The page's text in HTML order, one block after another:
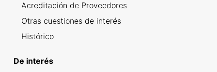
Acreditación de Proveedores
Otras cuestiones de interés
Histórico
De interés